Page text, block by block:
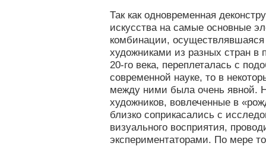
Так как одновременная
искусства на самые основные
комбинации, осуществлявшаяся
художниками из разных стран в
20-го века, переплеталась с
современной науке, то в
между ними была очень явной.
художников, вовлеченные в
близко соприкасались с
визуального восприятия,
экспериментаторами. По мере